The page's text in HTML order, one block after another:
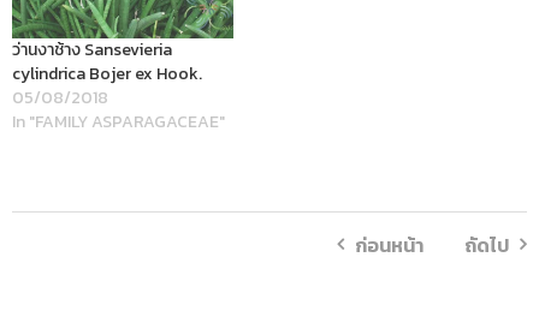
ว่านงาช้าง Sansevieria
cylindrica Bojer ex Hook.
05/08/2018
In "FAMILY ASPARAGACEAE"
ก่อนหน้า ถัดไป